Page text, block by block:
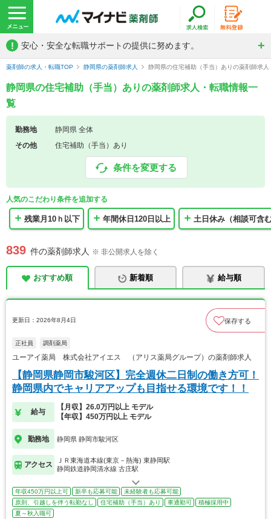
! 安心・安全な転職サポートの提供に努めます。
薬剤師の求人・転職TOP 静岡県の薬剤師求人 静岡県の住宅補助（手当）ありの薬剤師求
静岡県の住宅補助（手当）ありの薬剤師求人・転職情報一
覧
勤務地
静岡県 全体
その他
住宅補助（手当）あり
条件を変更する
人気のこだわり条件を追加する
残業月10ｈ以下 年間休日120日以上 土日休み（相談可含
839 件の薬剤師求人 ※ 非公開求人を除く
おすすめ順 新着順 給与順
更新日：2026年8月4日 保存する
正社員 調剤薬局
ユーアイ薬局 株式会社アイエス （アリス薬局グループ）の薬剤師求人
【静岡県静岡市駿河区】完全週休二日制の働き方可！
静岡県内でキャリアアップも目指せる環境です！！
給与
【月収】26.0万円以上 モデル
【年収】450万円以上 モデル
勤務地 静岡県 静岡市駿河区
アクセス
ＪＲ東海道本線(東京－熱海) 東静岡駅
静岡鉄道静岡清水線 古庄駅
年収450万円以上可 新卒も応募可能
未経験者も応募可能
原則、引越しを伴う転勤なし
住宅補助（手当）あり 車通勤可
積極採用中
夏～秋入職可